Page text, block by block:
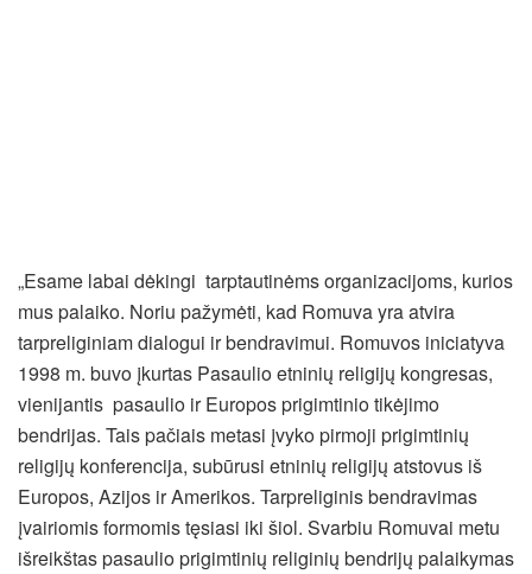
„Esame labai dėkingi tarptautinėms organizacijoms, kurios
mus palaiko. Noriu pažymėti, kad Romuva yra atvira
tarpreliginiam dialogui ir bendravimui. Romuvos iniciatyva
1998 m. buvo įkurtas Pasaulio etninių religijų kongresas,
vienijantis pasaulio ir Europos prigimtinio tikėjimo
bendrijas. Tais pačiais metasi įvyko pirmoji prigimtinių
religijų konferencija, subūrusi etninių religijų atstovus iš
Europos, Azijos ir Amerikos. Tarpreliginis bendravimas
įvairiomis formomis tęsiasi iki šiol. Svarbiu Romuvai metu
išreikštas pasaulio prigimtinių religinių bendrijų palaikymas